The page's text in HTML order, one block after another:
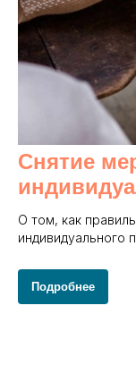
Снятие
О том, как
индивидуального
Подробнее